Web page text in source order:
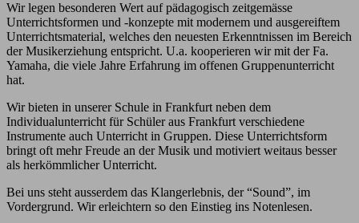
Wir legen besonderen Wert auf pädagogisch zeitgemässe
Unterrichtsformen und -konzepte mit modernem und ausgereiftem
Unterrichtsmaterial, welches den neuesten Erkenntnissen im Bereich
der Musikerziehung entspricht. U.a. kooperieren wir mit der Fa.
Yamaha, die viele Jahre Erfahrung im offenen Gruppenunterricht
hat.
Wir bieten in unserer Schule in Frankfurt neben dem
Individualunterricht für Schüler aus Frankfurt verschiedene
Instrumente auch Unterricht in Gruppen. Diese Unterrichtsform
bringt oft mehr Freude an der Musik und motiviert weitaus besser
als herkömmlicher Unterricht.
Bei uns steht ausserdem das Klangerlebnis, der “Sound”, im
Vordergrund. Wir erleichtern so den Einstieg ins Notenlesen.